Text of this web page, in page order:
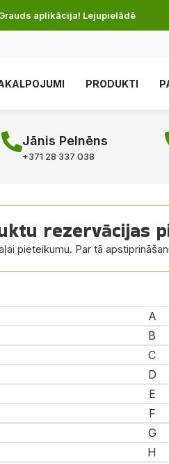
aplikācija! Lejupielādē
PRODUKTI
Jānis Pelnēns
+371 28 337 038
rezervācijas
pieteikumu. Par tā
A
B
C
D
E
F
G
H